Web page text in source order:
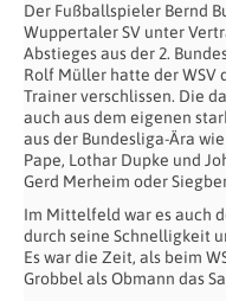
Der Fußballspieler Bernd
Wuppertaler SV unter
Abstieges aus der 2.
Rolf Müller hatte der WSV
Trainer verschlissen. Die
auch aus dem eigenen
aus der Bundesliga-Ära
Pape, Lothar Dupke und
Gerd Merheim oder
Im Mittelfeld war es auch
durch seine Schnelligkeit
Es war die Zeit, als beim
Grobbel als Obmann das